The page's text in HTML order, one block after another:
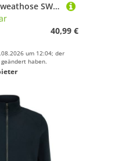
Joy Sportswear Sweathose SWEATHOSE ANASTASIA mit Elasthan-Anteil, aus Polyester, Modal und Elasthan
40,99 €
um 12:04; der
haben.